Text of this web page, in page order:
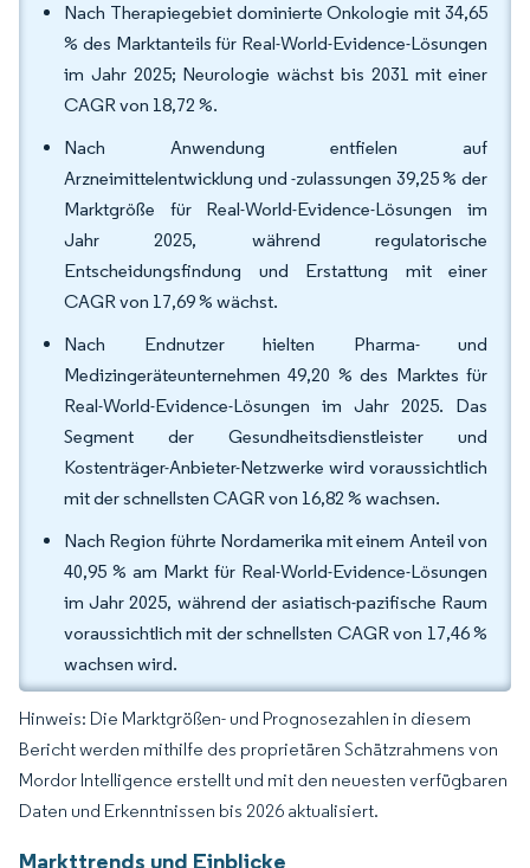
Nach Therapiegebiet dominierte Onkologie mit 34,65
% des Marktanteils für Real-World-Evidence-Lösungen
im Jahr 2025; Neurologie wächst bis 2031 mit einer
CAGR von 18,72 %.
Nach Anwendung entfielen auf
Arzneimittelentwicklung und -zulassungen 39,25 % der
Marktgröße für Real-World-Evidence-Lösungen im
Jahr 2025, während regulatorische
Entscheidungsfindung und Erstattung mit einer
CAGR von 17,69 % wächst.
Nach Endnutzer hielten Pharma- und
Medizingeräteunternehmen 49,20 % des Marktes für
Real-World-Evidence-Lösungen im Jahr 2025. Das
Segment der Gesundheitsdienstleister und
Kostenträger-Anbieter-Netzwerke wird voraussichtlich
mit der schnellsten CAGR von 16,82 % wachsen.
Nach Region führte Nordamerika mit einem Anteil von
40,95 % am Markt für Real-World-Evidence-Lösungen
im Jahr 2025, während der asiatisch-pazifische Raum
voraussichtlich mit der schnellsten CAGR von 17,46 %
wachsen wird.
Hinweis: Die Marktgrößen- und Prognosezahlen in diesem
Bericht werden mithilfe des proprietären Schätzrahmens von
Mordor Intelligence erstellt und mit den neuesten verfügbaren
Daten und Erkenntnissen bis 2026 aktualisiert.
Markttrends und Einblicke